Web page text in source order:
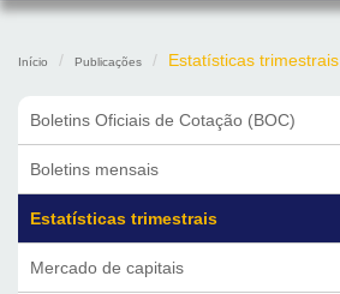
Início Publicações Estatísticas trimestrais
Boletins Oficiais de Cotação (BOC)
Boletins mensais
Estatísticas trimestrais
Mercado de capitais